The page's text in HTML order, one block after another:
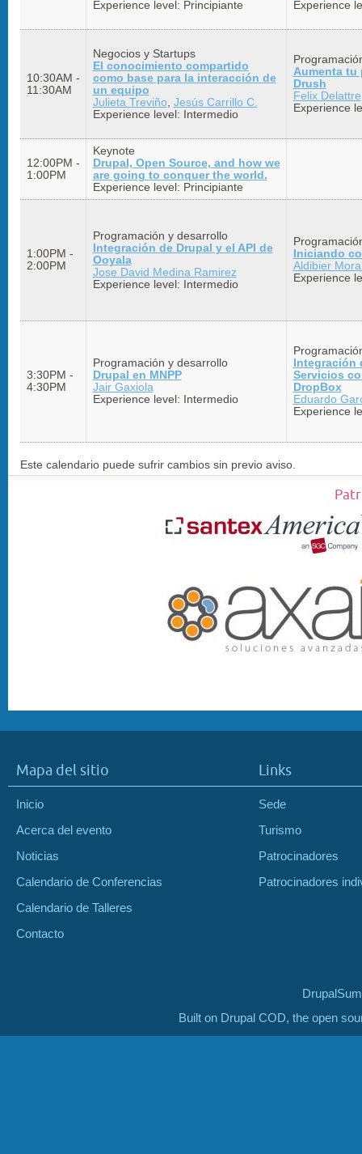
Experience level: Principiante
Experience
10:30AM -
11:30AM
Negocios y Startups
El conocimiento compartido
como base para la interacción de
un equipo
Julieta Treviño Jesús Carrillo C.
Experience level: Intermedio
Aumenta
Drush
Felix Delattre
Experience
12:00PM -
1:00PM
Keynote
Drupal, Open Source, and how we
are going to conquer the world.
Experience level: Principiante
1:00PM -
2:00PM
Programación y desarrollo
Integración de Drupal y el API de
Ooyala
Jose David Medina Ramirez
Experience level: Intermedio
Iniciando
Aldibier
Experience
3:30PM -
4:30PM
Programación y desarrollo
Drupal en MNPP
Jair Gaxiola
Experience level: Intermedio
Integración
Servicios
DropBox
Eduardo
Experience
Este calendario puede sufrir cambios sin previo aviso.
Mapa del sitio
Inicio
Acerca del evento
Noticias
Calendario de Conferencias
Calendario de Talleres
Contacto
Links
Sede
Turismo
Patrocinadores
Patrocinadores
Built on Drupal COD, the open